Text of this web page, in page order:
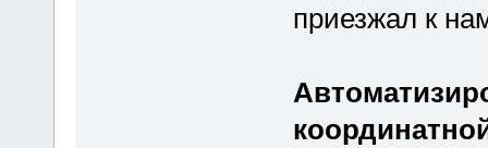
приезжал к